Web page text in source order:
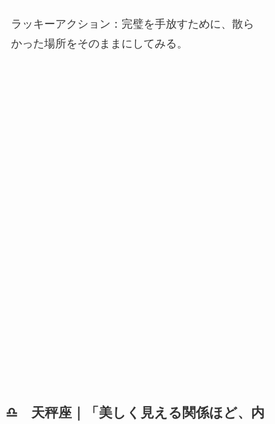
ラッキーアクション：完璧を手放すために、散ら
かった場所をそのままにしてみる。
♎ 天秤座｜「美しく見える関係ほど、内